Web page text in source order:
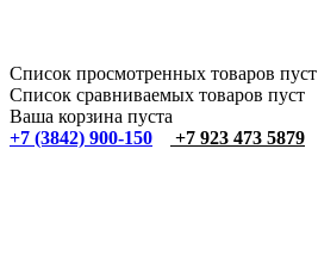
Список просмотренных товаров пуст
Список сравниваемых товаров пуст
Ваша корзина пуста
+7 (3842) 900-150
+7 923 473 5879